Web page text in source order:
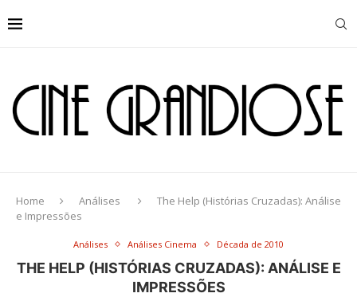
Home Análises
The Help (Histórias Cruzadas): Análise
e Impressões
Análises Análises Cinema Década de 2010
THE HELP (HISTÓRIAS CRUZADAS): ANÁLISE E
IMPRESSÕES